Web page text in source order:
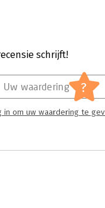
schrijft!
Uw waardering ?
in om uw waardering te